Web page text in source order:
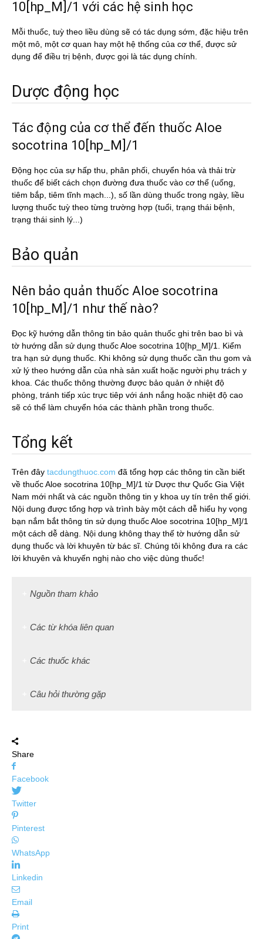
10[hp_M]/1 với các hệ sinh học
Mỗi thuốc, tuỳ theo liều dùng sẽ có tác dụng sớm, đặc hiệu trên
một mô, một cơ quan hay một hệ thống của cơ thể, được sử
dụng để điều trị bệnh, được gọi là tác dụng chính.
Dược động học
Tác động của cơ thể đến thuốc Aloe
socotrina 10[hp_M]/1
Động học của sự hấp thu, phân phối, chuyển hóa và thải trừ
thuốc để biết cách chọn đường đưa thuốc vào cơ thể (uống,
tiêm bắp, tiêm tĩnh mạch...), số lần dùng thuốc trong ngày, liều
lượng thuốc tuỳ theo từng trường hợp (tuổi, trạng thái bệnh,
trạng thái sinh lý...)
Bảo quản
Nên bảo quản thuốc Aloe socotrina
10[hp_M]/1 như thế nào?
Đọc kỹ hướng dẫn thông tin bảo quản thuốc ghi trên bao bì và
tờ hướng dẫn sử dụng thuốc Aloe socotrina 10[hp_M]/1. Kiểm
tra hạn sử dụng thuốc. Khi không sử dụng thuốc cần thu gom và
xử lý theo hướng dẫn của nhà sản xuất hoặc người phụ trách y
khoa. Các thuốc thông thường được bảo quản ở nhiệt độ
phòng, tránh tiếp xúc trực tiêp với ánh nắng hoặc nhiệt độ cao
sẽ có thể làm chuyển hóa các thành phần trong thuốc.
Tổng kết
Trên đây tacdungthuoc.com đã tổng hợp các thông tin cần biết
về thuốc Aloe socotrina 10[hp_M]/1 từ Dược thư Quốc Gia Việt
Nam mới nhất và các nguồn thông tin y khoa uy tín trên thế giới.
Nội dung được tổng hợp và trình bày một cách dễ hiểu hy vọng
bạn nắm bắt thông tin sử dụng thuốc Aloe socotrina 10[hp_M]/1
một cách dễ dàng. Nội dung không thay thế tờ hướng dẫn sử
dụng thuốc và lời khuyên từ bác sĩ. Chúng tôi không đưa ra các
lời khuyên và khuyến nghị nào cho việc dùng thuốc!
Nguồn tham khảo
Các từ khóa liên quan
Các thuốc khác
Câu hỏi thường gặp
Share
Facebook
Twitter
Pinterest
WhatsApp
Linkedin
Email
Print